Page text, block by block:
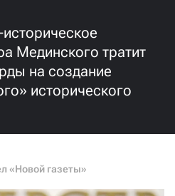
Мединского тратит
на создание
исторического
«Новой газеты»
1000
300